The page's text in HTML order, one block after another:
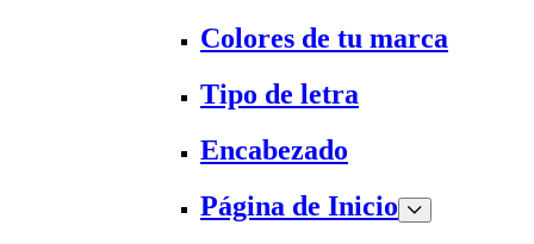
Colores de tu marca
Tipo de letra
Encabezado
Página de Inicio